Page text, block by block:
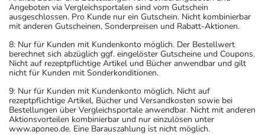
Angeboten via Vergleichsportalen sind vom Gutschein
ausgeschlossen. Pro Kunde nur ein Gutschein. Nicht kombinierbar
mit anderen Gutscheinen, Sonderpreisen und Rabatt-Aktionen.
8: Nur für Kunden mit Kundenkonto möglich. Der Bestellwert
berechnet sich abzüglich ggf. eingelöster Gutscheine und Coupons.
Nicht auf rezeptpflichtige Artikel und Bücher anwendbar und gilt
nicht für Kunden mit Sonderkonditionen.
9: Nur für Kunden mit Kundenkonto möglich. Nicht auf
rezeptpflichtige Artikel, Bücher und Versandkosten sowie bei
Bestellungen über Vergleichsportale anwendbar. Nicht mit anderen
Aktionsvorteilen kombinierbar und nur einzulösen unter
www.aponeo.de. Eine Barauszahlung ist nicht möglich.